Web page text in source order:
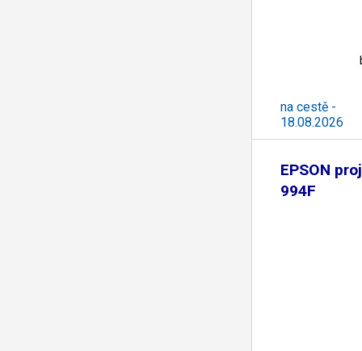
na cestě -
18.08.2026
EPSON
994F